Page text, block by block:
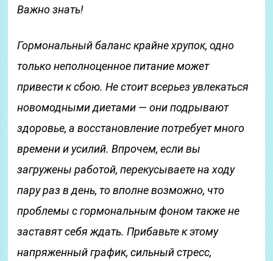
Важно знать!
Гормональный баланс крайне хрупок, одно
только неполноценное питание может
привести к сбою. Не стоит всерьез увлекаться
новомодными диетами — они подрывают
здоровье, а восстановление потребует много
времени и усилий. Впрочем, если вы
загружены работой, перекусываете на ходу
пару раз в день, то вполне возможно, что
проблемы с гормональным фоном также не
заставят себя ждать. Прибавьте к этому
напряженный график, сильный стресс,